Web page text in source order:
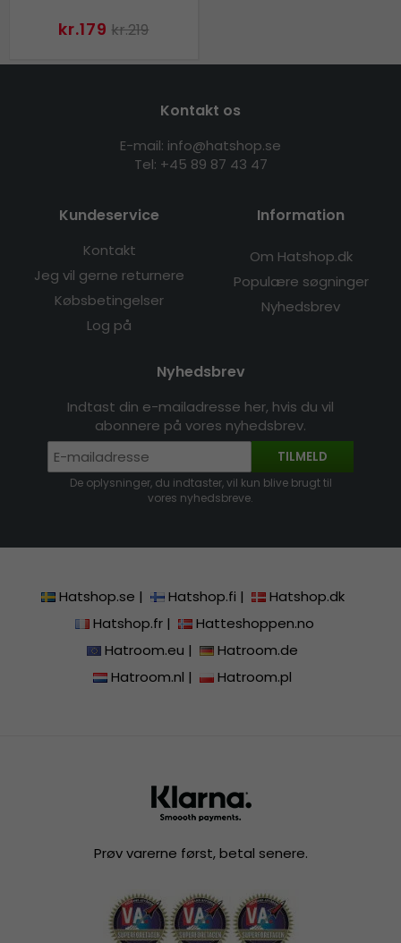
kr.179 kr.219
Kontakt os
E-mail: info@hatshop.se
Tel: +45 89 87 43 47
Kundeservice
Kontakt
Jeg vil gerne returnere
Købsbetingelser
Log på
Information
Om Hatshop.dk
Populære søgninger
Nyhedsbrev
Nyhedsbrev
Indtast din e-mailadresse her, hvis du vil
abonnere på vores nyhedsbrev.
TILMELD
De oplysninger, du indtaster, vil kun blive brugt til
vores nyhedsbreve.
Hatshop.se | Hatshop.fi |
Hatshop.dk
Hatshop.fr|
Hatteshoppen.no
Hatroom.eu |
Hatroom.de
Hatroom.nl | Hatroom.pl
Prøv varerne først, betal senere.